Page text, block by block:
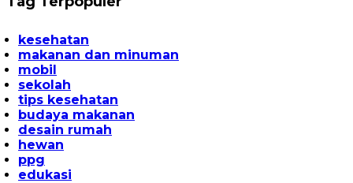
kesehatan
makanan dan minuman
mobil
sekolah
tips kesehatan
budaya makanan
desain rumah
hewan
ppg
edukasi